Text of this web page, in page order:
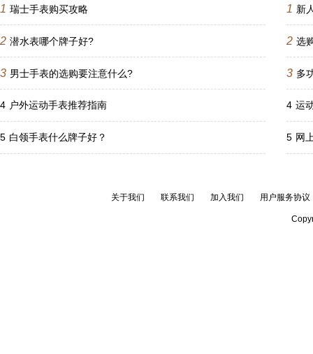
1 瑞士手表购买攻略
2 潜水表哪个牌子好?
3 男士手表的选购要注意什么?
4 户外运动手表推荐指南
5 白领手表什么牌子好？
1 新
2 选
3 多
4 运
5 网
关于我们 联系我们 加入我们 用户服务协议